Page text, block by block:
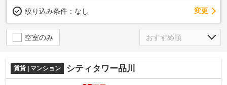
絞り込み条件： なし 変更
空室のみ
賃貸 | マンション シティタワー品川